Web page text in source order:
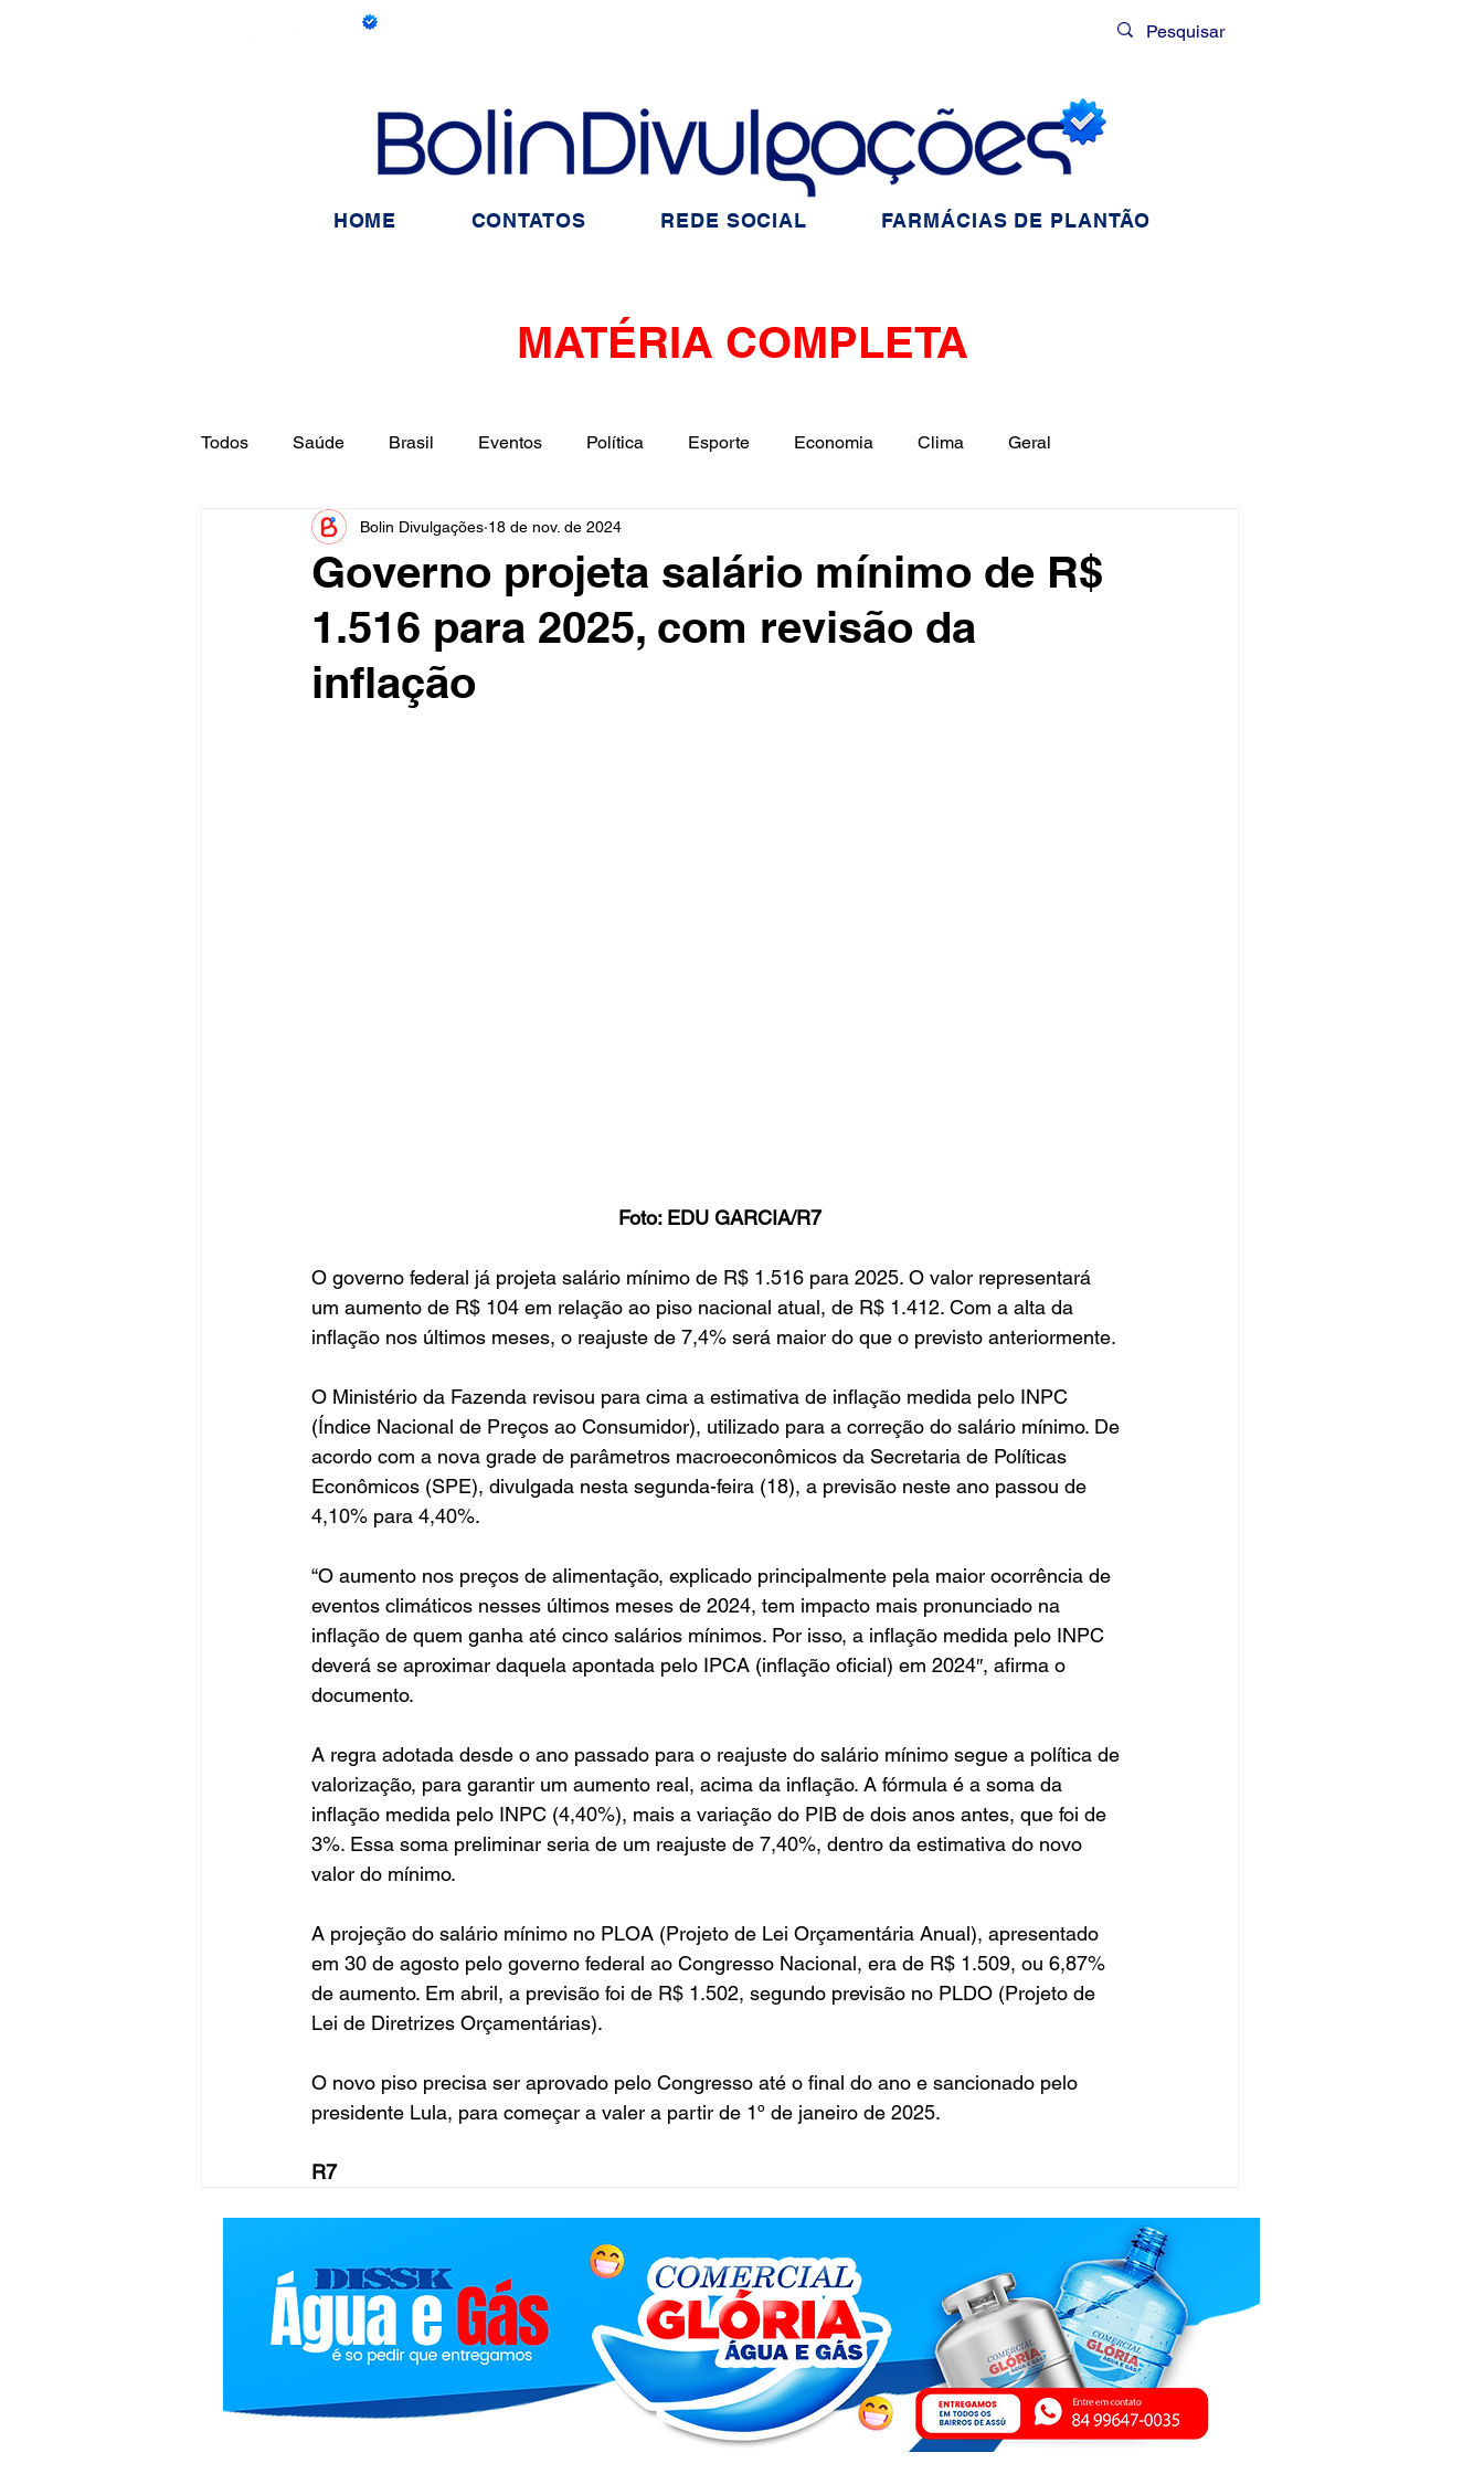
MATÉRIA COMPLETA
Todos Saúde Brasil Eventos Política Esporte Economia Clima Geral
Informe Publicitário Judiciário Cidades
Acidente Tecnologia Educação Influencer Luto Artista Seleção Brasileira
Nota de Esclarecimento
Governo projeta salário mínimo de R$
1.516 para 2025, com revisão da
inflação
Bolin Divulgações 18 de nov. de 2024
Foto: EDU GARCIA/R7
O governo federal já projeta salário mínimo de R$ 1.516 para 2025. O valor representará
um aumento de R$ 104 em relação ao piso nacional atual, de R$ 1.412. Com a alta da
inflação nos últimos meses, o reajuste de 7,4% será maior do que o previsto anteriormente.
O Ministério da Fazenda revisou para cima a estimativa de inflação medida pelo INPC
(Índice Nacional de Preços ao Consumidor), utilizado para a correção do salário mínimo. De
acordo com a nova grade de parâmetros macroeconômicos da Secretaria de Políticas
Econômicos (SPE), divulgada nesta segunda-feira (18), a previsão neste ano passou de
4,10% para 4,40%.
“O aumento nos preços de alimentação, explicado principalmente pela maior ocorrência de
eventos climáticos nesses últimos meses de 2024, tem impacto mais pronunciado na
inflação de quem ganha até cinco salários mínimos. Por isso, a inflação medida pelo INPC
deverá se aproximar daquela apontada pelo IPCA (inflação oficial) em 2024″, afirma o
documento.
A regra adotada desde o ano passado para o reajuste do salário mínimo segue a política de
valorização, para garantir um aumento real, acima da inflação. A fórmula é a soma da
inflação medida pelo INPC (4,40%), mais a variação do PIB de dois anos antes, que foi de
3%. Essa soma preliminar seria de um reajuste de 7,40%, dentro da estimativa do novo
valor do mínimo.
A projeção do salário mínimo no PLOA (Projeto de Lei Orçamentária Anual), apresentado
em 30 de agosto pelo governo federal ao Congresso Nacional, era de R$ 1.509, ou 6,87%
de aumento. Em abril, a previsão foi de R$ 1.502, segundo previsão no PLDO (Projeto de
Lei de Diretrizes Orçamentárias).
O novo piso precisa ser aprovado pelo Congresso até o final do ano e sancionado pelo
presidente Lula, para começar a valer a partir de 1º de janeiro de 2025.
R7
HOME CONTATOS REDE SOCIAL FARMÁCIAS DE PLANTÃO